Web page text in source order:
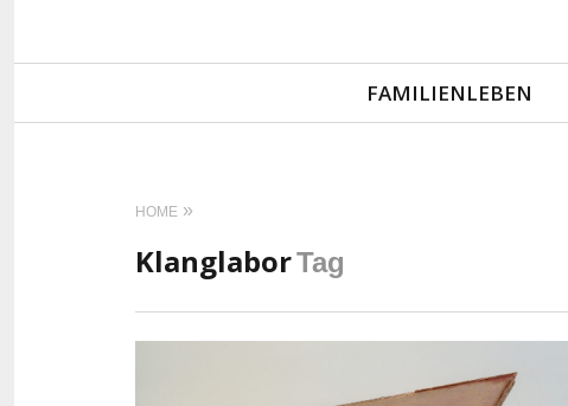
Navigation
FAMILIENLEBEN
HOME
KlanglaborTag